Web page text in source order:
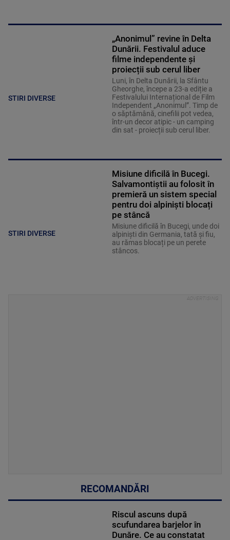
STIRI DIVERSE
„Anonimul” revine în Delta
Dunării. Festivalul aduce
filme independente și
proiecții sub cerul liber
Luni, în Delta Dunării, la Sfântu
Gheorghe, începe a 23-a ediție a
Festivalului Internațional de Film
Independent „Anonimul”. Timp de
o săptămână, cinefilii pot vedea,
într-un decor atipic - un camping
din sat - proiecții sub cerul liber.
STIRI DIVERSE
Misiune dificilă în Bucegi.
Salvamontiștii au folosit în
premieră un sistem special
pentru doi alpiniști blocați
pe stâncă
Misiune dificilă în Bucegi, unde doi
alpiniști din Germania, tată și fiu,
au rămas blocați pe un perete
stâncos.
RECOMANDĂRI
Riscul ascuns după
scufundarea barjelor în
Dunăre. Ce au constatat